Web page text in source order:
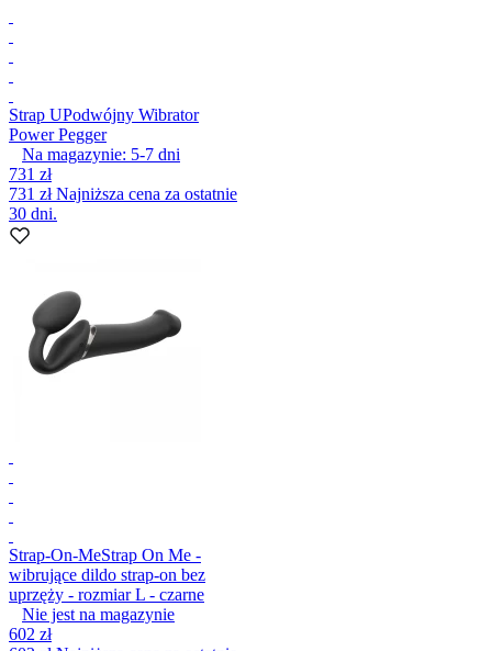
Strap UPodwójny Wibrator
Power Pegger
Na magazynie: 5-7 dni
731 zł
731 złNajniższa cena za ostatnie
30 dni.
Strap-On-MeStrap On Me -
wibrujące dildo strap-on bez
uprzęży - rozmiar L - czarne
Nie jest na magazynie
602 zł